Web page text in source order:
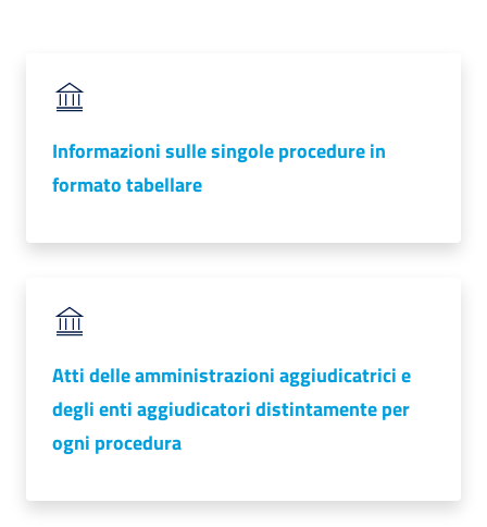
l'Impresa
Promuovere
Tutelare
l'Impresa
Informazioni sulle singole procedure in
formato tabellare
Atti delle amministrazioni aggiudicatrici e
degli enti aggiudicatori distintamente per
ogni procedura